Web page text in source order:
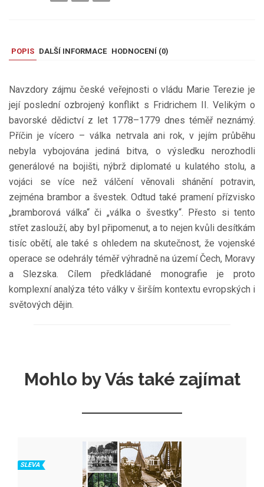
POPIS DALŠÍ INFORMACE HODNOCENÍ (0)
Navzdory zájmu české veřejnosti o vládu Marie Terezie je
její poslední ozbrojený konflikt s Fridrichem II. Velikým o
bavorské dědictví z let 1778–1779 dnes téměř neznámý.
Příčin je vícero – válka netrvala ani rok, v jejím průběhu
nebyla vybojována jediná bitva, o výsledku nerozhodli
generálové na bojišti, nýbrž diplomaté u kulatého stolu, a
vojáci se více než válčení věnovali shánění potravin,
zejména brambor a švestek. Odtud také pramení přízvisko
„bramborová válka“ či „válka o švestky“. Přesto si tento
střet zaslouží, aby byl připomenut, a to nejen kvůli desítkám
tisíc obětí, ale také s ohledem na skutečnost, že vojenské
operace se odehrály téměř výhradně na území Čech, Moravy
a Slezska. Cílem předkládané monografie je proto
komplexní analýza této války v širším kontextu evropských i
světových dějin.
Mohlo by Vás také zajímat
SLEVA